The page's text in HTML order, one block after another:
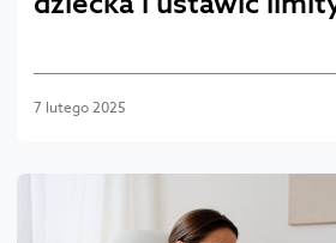
7 lutego 2025